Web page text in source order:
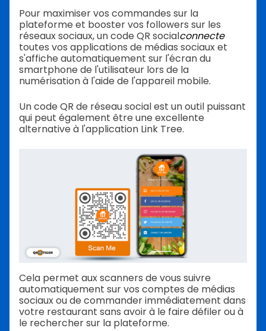
Pour maximiser vos commandes sur la
plateforme et booster vos followers sur les
réseaux sociaux, un code QR socialconnecte
toutes vos applications de médias sociaux et
s'affiche automatiquement sur l'écran du
smartphone de l'utilisateur lors de la
numérisation à l'aide de l'appareil mobile.
Un code QR de réseau social est un outil puissant
qui peut également être une excellente
alternative à l'application Link Tree.
Cela permet aux scanners de vous suivre
automatiquement sur vos comptes de médias
sociaux ou de commander immédiatement dans
votre restaurant sans avoir à le faire défiler ou à
le rechercher sur la plateforme.